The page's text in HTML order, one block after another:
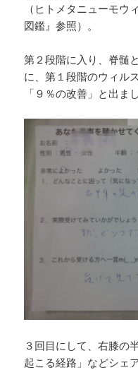
（ヒトメタニューモ
図鑑』参照）。
第２段階に入り、脊髄
に、第１段階のウィル
「９％の改善」と出まし
３回目にして、右膝の
起こる経路」などシェ